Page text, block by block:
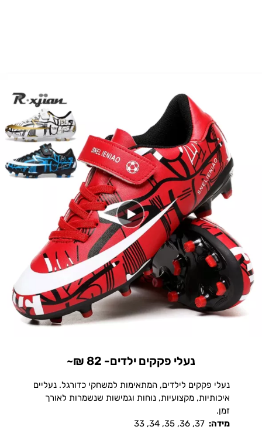
נעלי פקקים ילדים- 82 ₪~
נעלי פקקים לילדים, המתאימות למשחקי כדורגל. נעליים
איכותיות, מקצועיות, נוחות וגמישות שנשמרות לאורך
זמן.
מידה: